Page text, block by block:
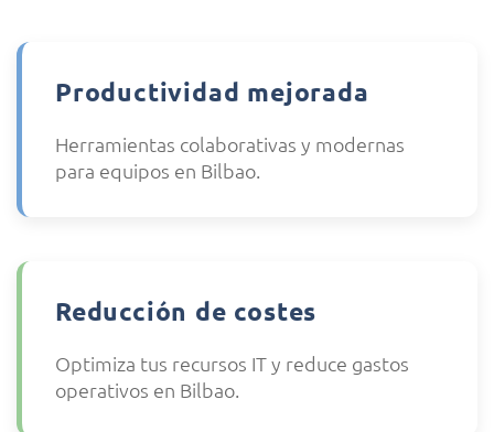
Productividad mejorada
Herramientas colaborativas y modernas
para equipos en Bilbao.
Reducción de costes
Optimiza tus recursos IT y reduce gastos
operativos en Bilbao.